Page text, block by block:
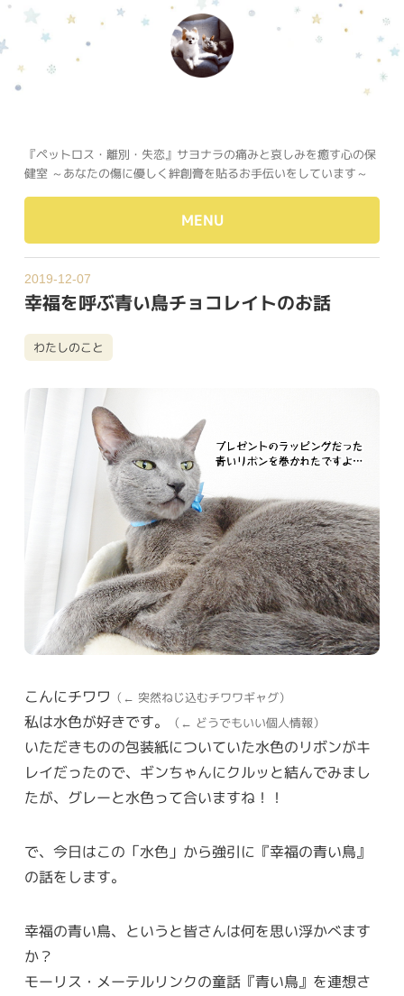
『ペットロス・離別・失恋』サヨナラの痛みと哀しみを癒す心の保
健室 ～あなたの傷に優しく絆創膏を貼るお手伝いをしています～
MENU
2019-12-07
幸福を呼ぶ青い鳥チョコレイトのお話
わたしのこと
こんにチワワ （← 突然ねじ込むチワワギャグ）
私は水色が好きです。 （← どうでもいい個人情報）
いただきものの包装紙についていた水色のリボンがキ
レイだったので、ギンちゃんにクルッと結んでみまし
たが、グレーと水色って合いますね！！
で、今日はこの「水色」から強引に『幸福の青い鳥』
の話をします。
幸福の青い鳥、というと皆さんは何を思い浮かべます
か？
モーリス・メーテルリンクの童話『青い鳥』を連想さ